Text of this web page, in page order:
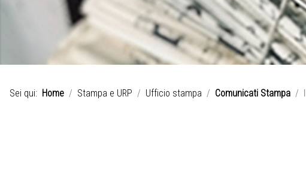
Sei qui: Home Stampa e URP Ufficio stampa Comunicati Stampa